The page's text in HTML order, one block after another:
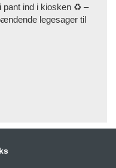
pant ind i kiosken ♻️ –
legesager til